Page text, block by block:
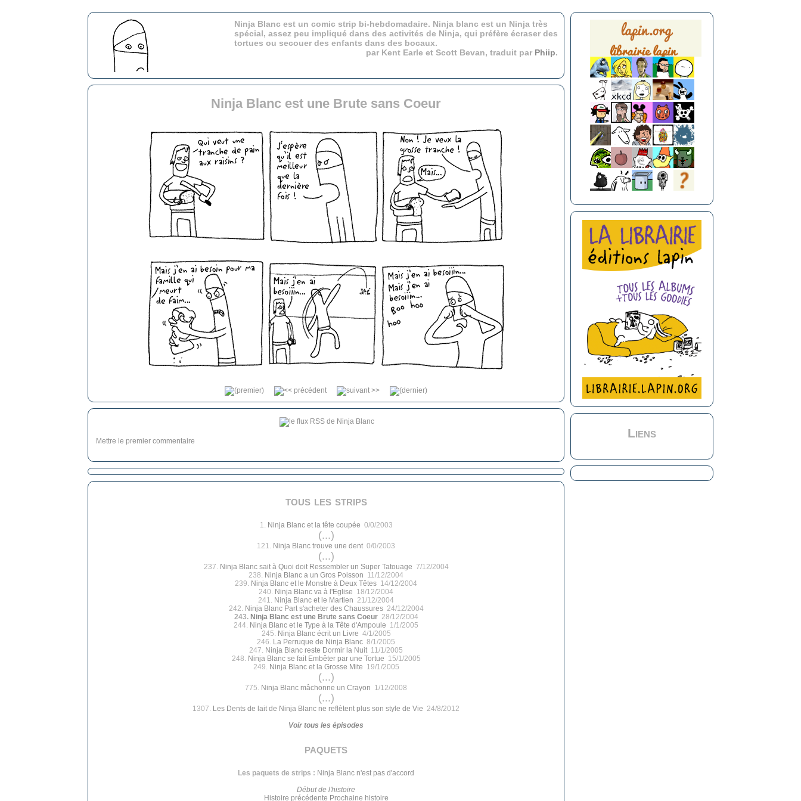
Ninja Blanc est un comic strip bi-hebdomadaire. Ninja blanc est un Ninja très
spécial, assez peu impliqué dans des activités de Ninja, qui préfère écraser des
tortues ou secouer des enfants dans des bocaux.
par Kent Earle et Scott Bevan, traduit par Phiip.
Ninja Blanc est une Brute sans Coeur
Mettre le premier commentaire
tous les strips
1. Ninja Blanc et la tête coupée 0/0/2003
(...)
121. Ninja Blanc trouve une dent 0/0/2003
(...)
237. Ninja Blanc sait à Quoi doit Ressembler un Super Tatouage 7/12/2004
238. Ninja Blanc a un Gros Poisson 11/12/2004
239. Ninja Blanc et le Monstre à Deux Têtes 14/12/2004
240. Ninja Blanc va à l'Eglise 18/12/2004
241. Ninja Blanc et le Martien 21/12/2004
242. Ninja Blanc Part s'acheter des Chaussures24/12/2004
243. Ninja Blanc est une Brute sans Coeur 28/12/2004
244. Ninja Blanc et le Type à la Tête d'Ampoule 1/1/2005
245. Ninja Blanc écrit un Livre 4/1/2005
246. La Perruque de Ninja Blanc 8/1/2005
247. Ninja Blanc reste Dormir la Nuit 11/1/2005
248. Ninja Blanc se fait Embêter par une Tortue 15/1/2005
249. Ninja Blanc et la Grosse Mite 19/1/2005
(...)
775. Ninja Blanc mâchonne un Crayon 1/12/2008
(...)
1307. Les Dents de lait de Ninja Blanc ne reflètent plus son style de Vie 24/8/2012
Voir tous les épisodes
paquets
Les paquets de strips : Ninja Blanc n'est pas d'accord
Début de l'histoire
Histoire précédente Prochaine histoire
Liens